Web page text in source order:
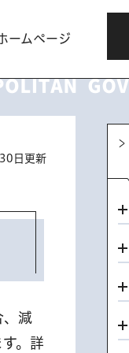
ームページ
日更新
、減
。詳